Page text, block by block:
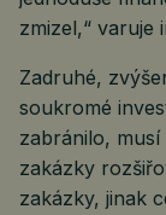
zmizel,“ varuje
Zadruhé,
soukromé
zabránilo,
zakázky
zakázky, jinak